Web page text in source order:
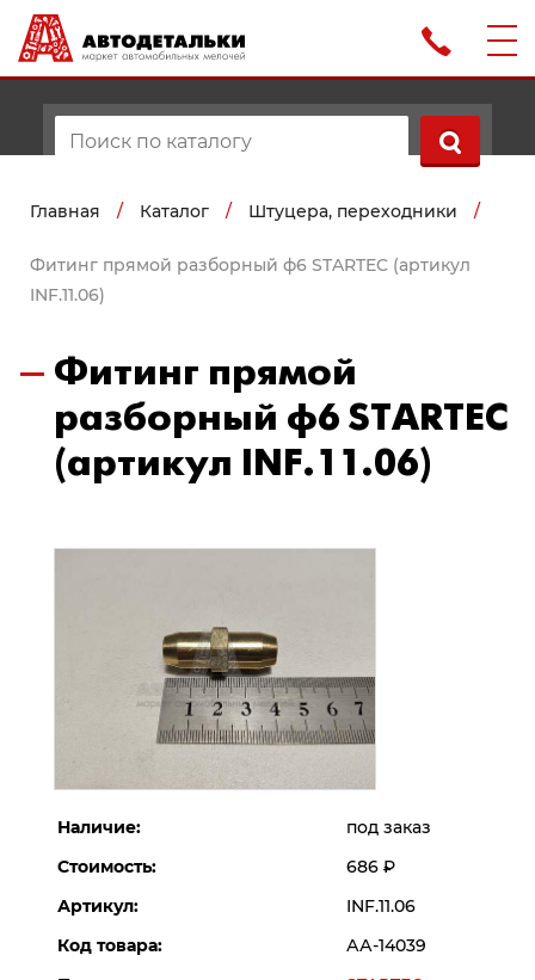
Главная / Каталог / Штуцера, переходники /
Фитинг прямой разборный ф6 STARTEC (артикул
INF.11.06)
Фитинг прямой
разборный ф6 STARTEC
(артикул INF.11.06)
Наличие:
под заказ
Стоимость:
686 Р
Артикул:
INF.11.06
Код товара:
АА-14039